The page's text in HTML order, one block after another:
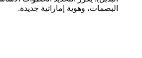
البصمات، وهوية إماراتية جديدة.